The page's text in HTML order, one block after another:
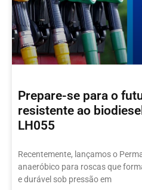
Prepare-se para o
resistente ao
LH055
Recentemente, lançamos o
anaeróbico para roscas que
e durável sob pressão em